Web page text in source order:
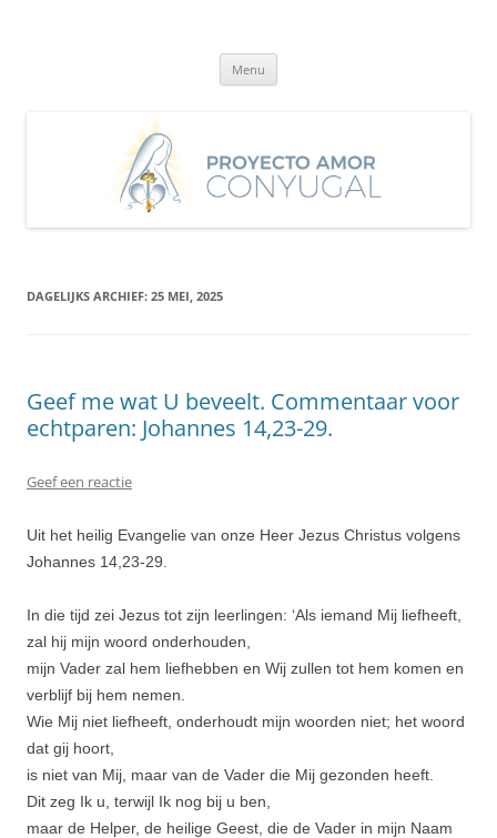
Menu
DAGELIJKS ARCHIEF: 25 MEI, 2025
Geef me wat U beveelt. Commentaar voor
echtparen: Johannes 14,23-29.
Geef een reactie
Uit het heilig Evangelie van onze Heer Jezus Christus volgens
Johannes 14,23-29.
In die tijd zei Jezus tot zijn leerlingen: ‘Als iemand Mij liefheeft,
zal hij mijn woord onderhou­den,
mijn Vader zal hem liefhebben en Wij zullen tot hem komen en
verblijf bij hem nemen.
Wie Mij niet liefheeft, onderhoudt mijn woorden niet; het woord
dat gij hoort,
is niet van Mij, maar van de Vader die Mij gezonden heeft.
Dit zeg Ik u, terwijl Ik nog bij u ben,
maar de Helper, de heilige Geest, die de Vader in mijn Naam